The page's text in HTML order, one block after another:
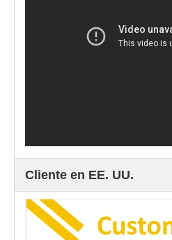
Cliente en EE. UU.